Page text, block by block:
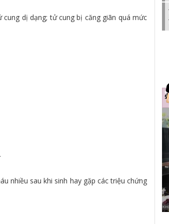
dị dạng; tử cung bị căng giãn quá mức
nhiều sau khi sinh hay gặp các triệu chứng